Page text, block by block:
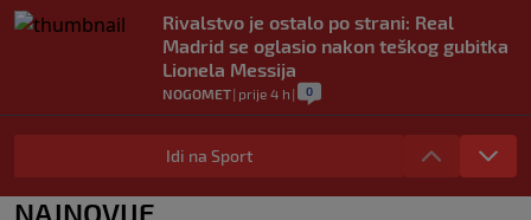
Rivalstvo je ostalo po strani: Real
Madrid se oglasio nakon teškog gubitka
Lionela Messija
NOGOMET| prije 4 h | 0
WNBA igračice odgovorile Kanteru
nakon provokacije: "Nećemo biti politički
KOŠARKA|prije 4 h| 0
Idi na Sport
NAJNOVIJE